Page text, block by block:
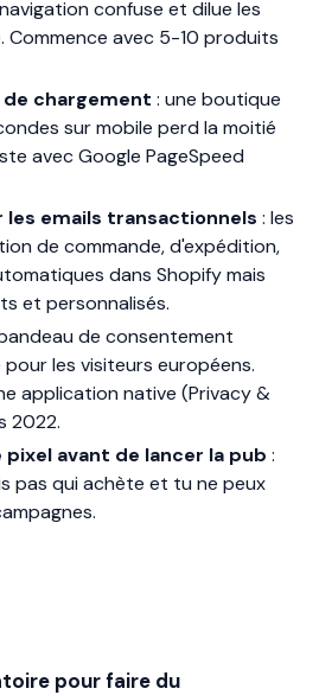
confuse et dilue les
avec 5-10 produits
chargement : une boutique
sur mobile perd la moitié
avec Google PageSpeed
les emails transactionnels : les
de commande, d'expédition,
dans Shopify mais
et personnalisés.
de consentement
les visiteurs européens.
application native (Privacy &
2022.
pixel avant de lancer la pub :
pas qui achète et tu ne peux
pour faire du